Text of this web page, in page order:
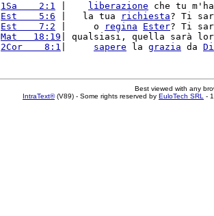
1Sa    2:1 liberazione che tu
Est    5:6 |   la tua richiesta? Ti
Est    7:2 |     o regina Ester? Ti
Mat   18:19 | qualsiasi, quella sarà
2Cor    8:1 sapere la grazia da
Best viewed with any
IntraText®(V89) - Some rights reserved by EuloTech SRL -